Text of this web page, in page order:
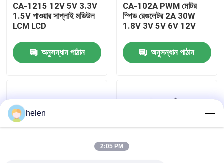
আমাদের সাথে যোগাযোগ করুন
খবর
ব্লগ
CA-1215 12V 5V 3.3V
1.5V পাওয়ার সাপ্লাই মডিউল
LCM LCD
অনুসন্ধান পাঠান
CA-102A PWM মোটর
স্পিড রেগুলেটর 2A 30W
1.8V 3V 5V 6V 12V
অনুসন্ধান পাঠান
helen
2:05 PM